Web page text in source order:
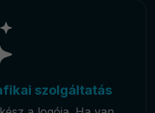
szolgáltatás